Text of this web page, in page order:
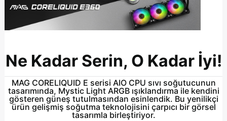
Ne Kadar Serin, O Kadar İyi!
MAG CORELIQUID E serisi AIO CPU sıvı soğutucunun
tasarımında, Mystic Light ARGB ışıklandırma ile kendini
gösteren güneş tutulmasından esinlendik. Bu yenilikçi
ürün gelişmiş soğutma teknolojisini çarpıcı bir görsel
tasarımla birleştiriyor.